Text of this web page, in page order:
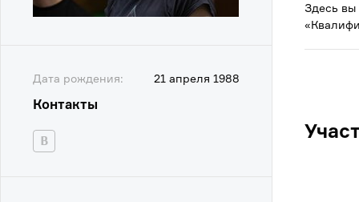
Дата рождения: 21 апреля 1988
Контакты
Здесь вы